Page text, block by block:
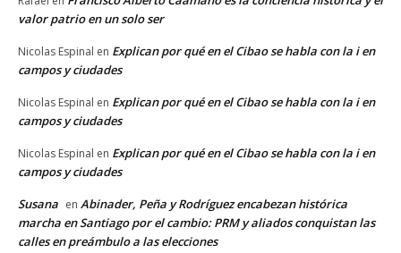
valor patrio en un solo ser
Nicolas Espinal en Explican por qué en el Cibao se habla con la i en
campos y ciudades
Nicolas Espinal en Explican por qué en el Cibao se habla con la i en
campos y ciudades
Nicolas Espinal en Explican por qué en el Cibao se habla con la i en
campos y ciudades
Susana en Abinader, Peña y Rodríguez encabezan histórica
marcha en Santiago por el cambio: PRM y aliados conquistan las
calles en preámbulo a las elecciones